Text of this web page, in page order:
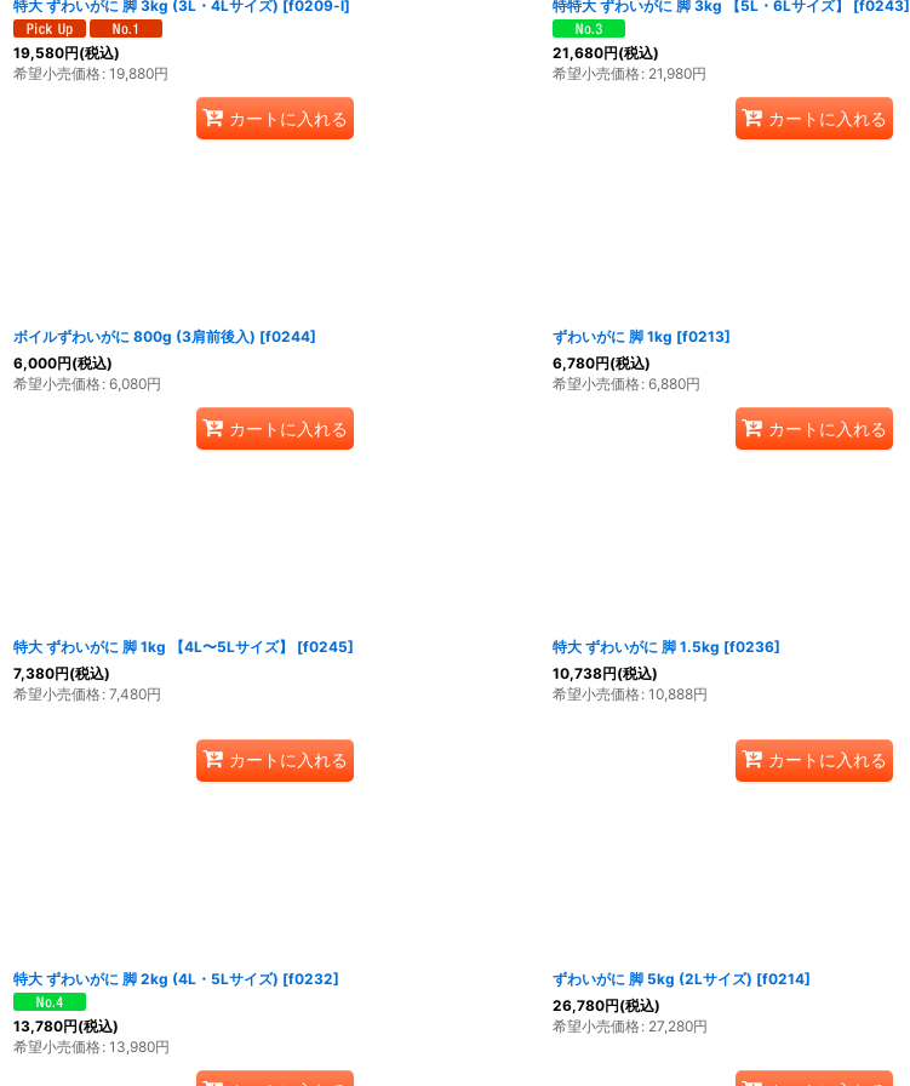
特大 ずわいがに 脚 3kg (3L・4Lサイズ) [f0209-l]
19,580円(税込)
希望小売価格: 19,880円
カートに入れる
特特大 ずわいがに 脚 3kg 【5L・6Lサイズ】 [f0243]
21,680円(税込)
希望小売価格: 21,980円
カートに入れる
ボイルずわいがに 800g (3肩前後入) [f0244]
6,000円(税込)
希望小売価格: 6,080円
カートに入れる
ずわいがに 脚 1kg [f0213]
6,780円(税込)
希望小売価格: 6,880円
カートに入れる
特大 ずわいがに 脚 1kg 【4L〜5Lサイズ】 [f0245]
7,380円(税込)
希望小売価格: 7,480円
カートに入れる
特大 ずわいがに 脚 1.5kg [f0236]
10,738円(税込)
希望小売価格: 10,888円
カートに入れる
特大 ずわいがに 脚 2kg (4L・5Lサイズ) [f0232]
13,780円(税込)
希望小売価格: 13,980円
ずわいがに 脚 5kg (2Lサイズ) [f0214]
26,780円(税込)
希望小売価格: 27,280円